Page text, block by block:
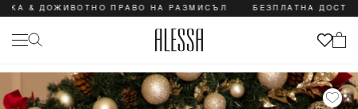
ПРАВО НА РАЗМИСЪЛ БЕЗПЛАТНА ДОСТАВКА &